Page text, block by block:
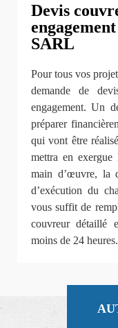
Devis
SARL
Pour tous vos
demande de
engagement. Un
préparer
qui vont être
mettra en
main d’œuvre, la
d’exécution du
vous suffit de
couvreur détaillé
moins de 24 heures.